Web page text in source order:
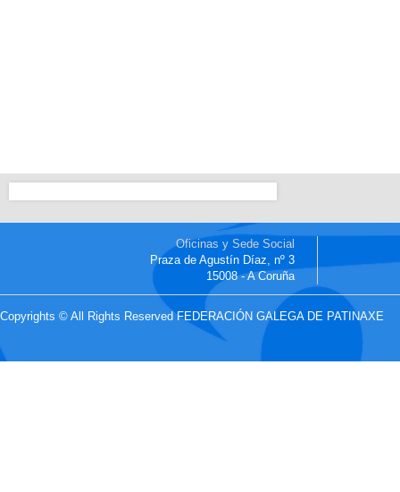
Oficinas y Sede Social
Praza de Agustín Díaz, nº 3
15008 - A Coruña
Copyrights © All Rights Reserved FEDERACIÓN GALEGA DE PATINAXE